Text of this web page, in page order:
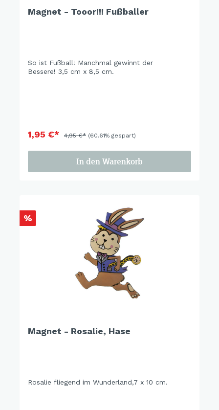
Magnet - Tooor!!! Fußballer
So ist Fußball! Manchmal gewinnt der
Bessere! 3,5 cm x 8,5 cm.
1,95 €* 4,95 €* (60.61% gespart)
In den Warenkorb
%
Magnet - Rosalie, Hase
Rosalie fliegend im Wunderland,7 x 10 cm.